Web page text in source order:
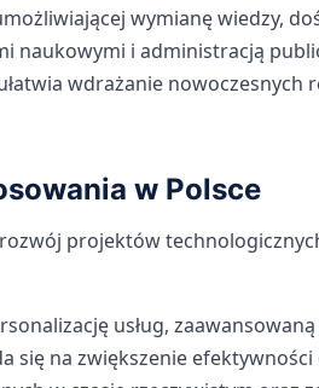
wymianę wiedzy,
naukowymi i administracją
wdrażanie nowoczesnych
w Polsce
projektów
usług,
się na zwiększenie